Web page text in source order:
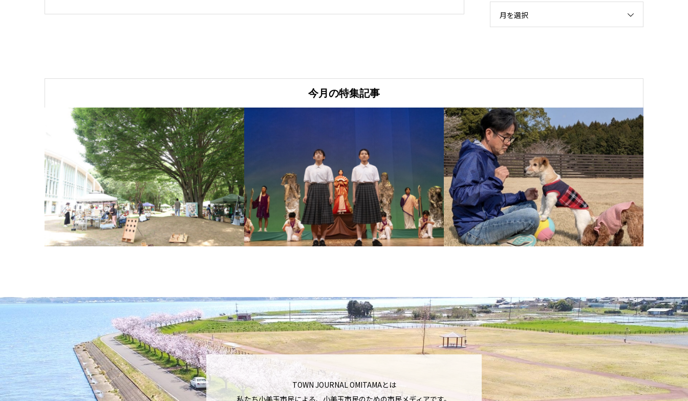
月を選択
今月の特集記事
TOWN JOURNAL OMITAMAとは